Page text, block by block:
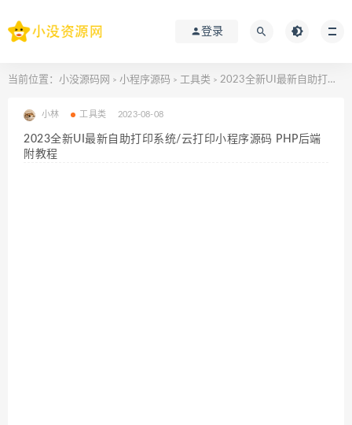
登录
当前位置： 小没源码网 > 小程序源码 > 工具类 > 2023全新UI最新自助打印系统/云打印小程序源码 PHP后端 附教程
小林 工具类 2023-08-08
2023全新UI最新自助打印系统/云打印小程序源码 PHP后端
附教程